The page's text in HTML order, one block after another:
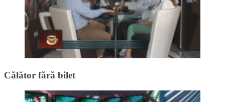
Călător fără bilet